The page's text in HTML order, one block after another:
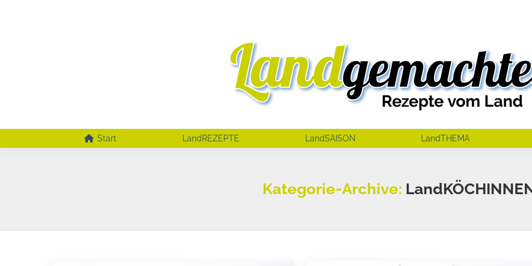
Start LandREZEPTE LandSAISON LandTHEMA
Kategorie-Archive: